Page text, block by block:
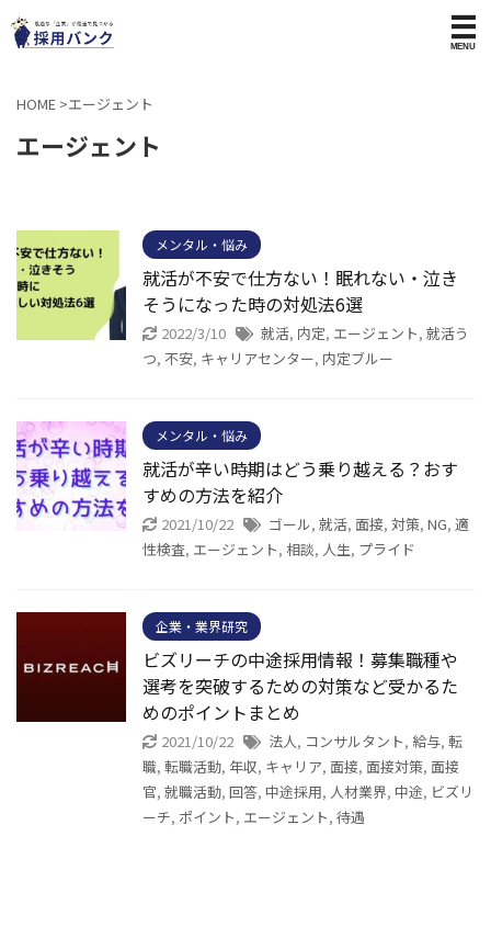
HOME >エージェント
エージェント
メンタル・悩み
就活が不安で仕方ない！眠れない・泣き
そうになった時の対処法6選
2022/3/10 就活, 内定, エージェント, 就活う
つ, 不安, キャリアセンター, 内定ブルー
メンタル・悩み
就活が辛い時期はどう乗り越える？おす
すめの方法を紹介
2021/10/22 ゴール, 就活, 面接, 対策, NG, 適
性検査, エージェント, 相談, 人生, プライド
企業・業界研究
ビズリーチの中途採用情報！募集職種や
選考を突破するための対策など受かるた
めのポイントまとめ
2021/10/22 法人, コンサルタント, 給与, 転
職, 転職活動, 年収, キャリア, 面接, 面接対策, 面接
官, 就職活動, 回答, 中途採用, 人材業界, 中途, ビズリ
ーチ, ポイント, エージェント, 待遇